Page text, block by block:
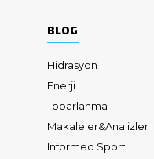
BLOG
Hidrasyon
Enerji
Toparlanma
Makaleler&Analizler
Informed Sport